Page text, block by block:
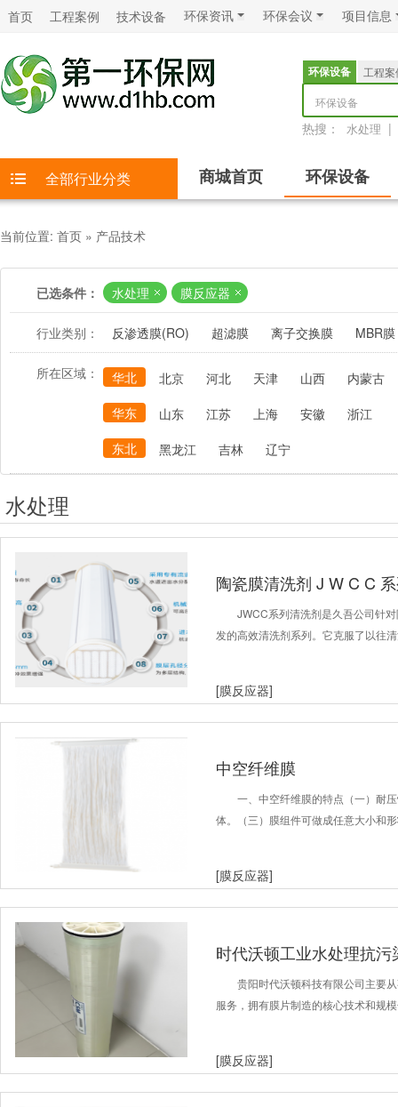
首页 工程案例 技术设备 环保资讯 环保会议 项目信息
环保设备
工程案
环保设备
热搜： 水处理 |
全部行业分类 商城首页 环保设备
当前位置: 首页 » 产品技术
已选条件： 水处理 膜反应器
行业类别： 反渗透膜(RO) 超滤膜 离子交换膜 MBR膜
所在区域： 华北 北京 河北 天津 山西
内蒙古
华东
山东 江苏 上海 安徽
浙江
东北
黑龙江 吉林 辽宁
水处理
陶瓷膜清洗剂 J W C C
JWCC系列清洗剂是久吾公司针
发的高效清洗剂系列。它克服了以往
[膜反应器]
中空纤维膜
一、中空纤维膜的特点（一）耐
体。（三）膜组件可做成任意大小和
[膜反应器]
时代沃顿工业水处理抗
贵阳时代沃顿科技有限公司主要
服务，拥有膜片制造的核心技术和规
[膜反应器]